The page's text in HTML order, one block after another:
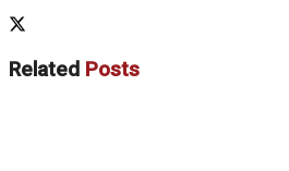
Related Posts